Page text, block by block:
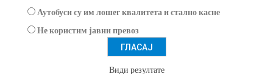
Аутобуси су им лошег квалитета и стално касне
Не користим јавни превоз
Види резултате